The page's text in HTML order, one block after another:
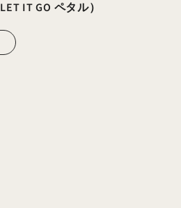
IT GO ペタル）